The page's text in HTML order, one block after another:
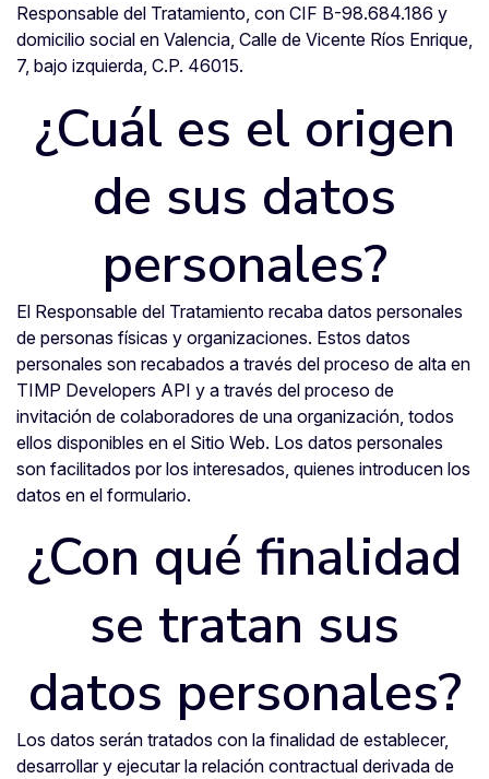
Responsable del Tratamiento, con CIF B-98.684.186 y
domicilio social en Valencia, Calle de Vicente Ríos Enrique,
7, bajo izquierda, C.P. 46015.
¿Cuál es el origen
de sus datos
personales?
El Responsable del Tratamiento recaba datos personales
de personas físicas y organizaciones. Estos datos
personales son recabados a través del proceso de alta en
TIMP Developers API y a través del proceso de
invitación de colaboradores de una organización, todos
ellos disponibles en el Sitio Web. Los datos personales
son facilitados por los interesados, quienes introducen los
datos en el formulario.
¿Con qué finalidad
se tratan sus
datos personales?
Los datos serán tratados con la finalidad de establecer,
desarrollar y ejecutar la relación contractual derivada de